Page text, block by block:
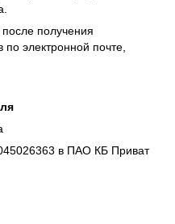
получения
электронной почте,
в ПАО КБ Приват